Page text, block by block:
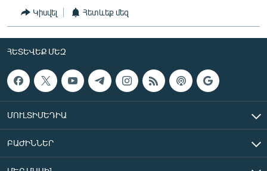
«Ազատության» բոլոր կայքերը
Կիսվել Հետևեք մեզ
ՀԵՏԵՎԵՔ ՄԵԶ
ՄՈՒԼՏԻՄԵԴԻԱ
ԲԱԺԻՆՆԵՐ